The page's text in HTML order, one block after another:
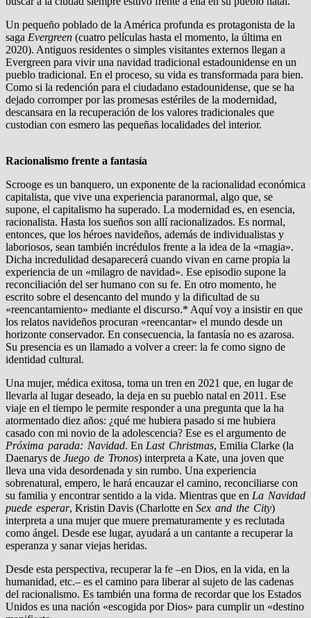
Un pequeño poblado de la América profunda es protagonista de la
saga Evergreen (cuatro películas hasta el momento, la última en
2020). Antiguos residentes o simples visitantes externos llegan a
Evergreen para vivir una navidad tradicional estadounidense en un
pueblo tradicional. En el proceso, su vida es transformada para bien.
Como si la redención para el ciudadano estadounidense, que se ha
dejado corromper por las promesas estériles de la modernidad,
descansara en la recuperación de los valores tradicionales que
custodian con esmero las pequeñas localidades del interior.
Racionalismo frente a fantasía
Scrooge es un banquero, un exponente de la racionalidad económica
capitalista, que vive una experiencia paranormal, algo que, se
supone, el capitalismo ha superado. La modernidad es, en esencia,
racionalista. Hasta los sueños son allí racionalizados. Es normal,
entonces, que los héroes navideños, además de individualistas y
laboriosos, sean también incrédulos frente a la idea de la «magia».
Dicha incredulidad desaparecerá cuando vivan en carne propia la
experiencia de un «milagro de navidad». Ese episodio supone la
reconciliación del ser humano con su fe. En otro momento, he
escrito sobre el desencanto del mundo y la dificultad de su
«reencantamiento» mediante el discurso.* Aquí voy a insistir en que
los relatos navideños procuran «reencantar» el mundo desde un
horizonte conservador. En consecuencia, la fantasía no es azarosa.
Su presencia es un llamado a volver a creer: la fe como signo de
identidad cultural.
Una mujer, médica exitosa, toma un tren en 2021 que, en lugar de
llevarla al lugar deseado, la deja en su pueblo natal en 2011. Ese
viaje en el tiempo le permite responder a una pregunta que la ha
atormentado diez años: ¿qué me hubiera pasado si me hubiera
casado con mi novio de la adolescencia? Ese es el argumento de
Próxima parada: Navidad. En Last Christmas, Emilia Clarke (la
Daenarys de Juego de Tronos) interpreta a Kate, una joven que
lleva una vida desordenada y sin rumbo. Una experiencia
sobrenatural, empero, le hará encauzar el camino, reconciliarse con
su familia y encontrar sentido a la vida. Mientras que en La Navidad
puede esperar, Kristin Davis (Charlotte en Sex and the City)
interpreta a una mujer que muere prematuramente y es reclutada
como ángel. Desde ese lugar, ayudará a un cantante a recuperar la
esperanza y sanar viejas heridas.
Desde esta perspectiva, recuperar la fe –en Dios, en la vida, en la
humanidad, etc.– es el camino para liberar al sujeto de las cadenas
del racionalismo. Es también una forma de recordar que los Estados
Unidos es una nación «escogida por Dios» para cumplir un «destino